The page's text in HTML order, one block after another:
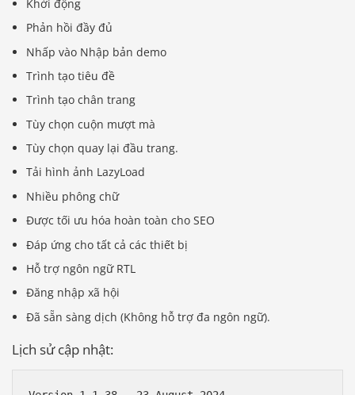
Khởi động
Phản hồi đầy đủ
Nhấp vào Nhập bản demo
Trình tạo tiêu đề
Trình tạo chân trang
Tùy chọn cuộn mượt mà
Tùy chọn quay lại đầu trang.
Tải hình ảnh LazyLoad
Nhiều phông chữ
Được tối ưu hóa hoàn toàn cho SEO
Đáp ứng cho tất cả các thiết bị
Hỗ trợ ngôn ngữ RTL
Đăng nhập xã hội
Đã sẵn sàng dịch (Không hỗ trợ đa ngôn ngữ).
Lịch sử cập nhật: